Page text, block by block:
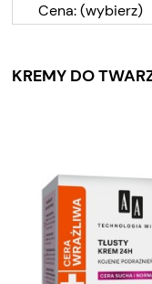
Cena: (wybierz)
KREMY DO